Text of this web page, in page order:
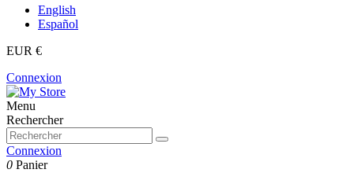
English
Español
EUR €
Connexion
Menu
Rechercher
Connexion
0 Panier